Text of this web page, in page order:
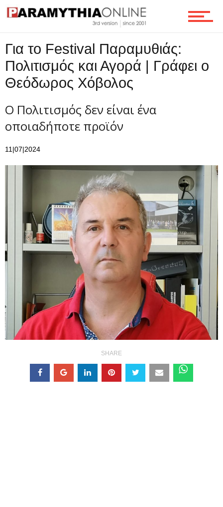
Για το Festival Παραμυθιάς:
Πολιτισμός και Αγορά | Γράφει ο
Θεόδωρος Χόβολος
Ο Πολιτισμός δεν είναι ένα
οποιαδήποτε προϊόν
11|07|2024
SHARE